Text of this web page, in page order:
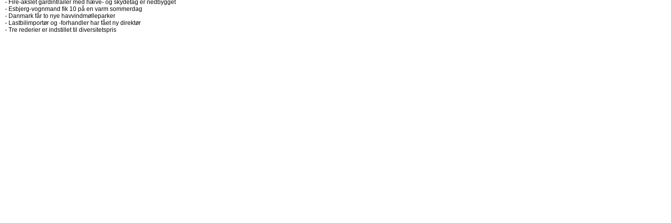
- Fire-akslet gardintrailer med hæve- og skydetag er nedbygget
- Esbjerg-vognmand fik 10 på en varm sommerdag
- Danmark får to nye havvindmølleparker
- Lastbilimportør og -forhandler har fået ny direktør
- Tre rederier er indstillet til diversitetspris